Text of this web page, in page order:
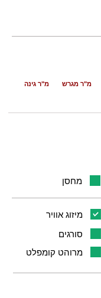
מ"ר גינה מ"ר מגרש
מחסן
מיזוג אוויר
סורגים
מרוהט קומפלט